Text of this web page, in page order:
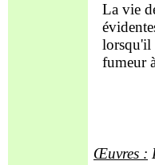
La vie
lorsqu'il
fumeur
Œuvres :